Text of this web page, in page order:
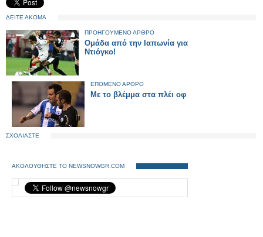
ΔΕΙΤΕ ΑΚΟΜΑ
ΠΡΟΗΓΟΥΜΕΝΟ ΑΡΘΡΟ
Ομάδα από την Ιαπωνία για
Ντιόγκο!
ΕΠΟΜΕΝΟ ΑΡΘΡΟ
Με το βλέμμα στα πλέι οφ
ΣΧΟΛΙΑΣΤΕ
ΑΚΟΛΟΥΘΗΣΤΕ ΤΟ NEWSNOWGR.COM